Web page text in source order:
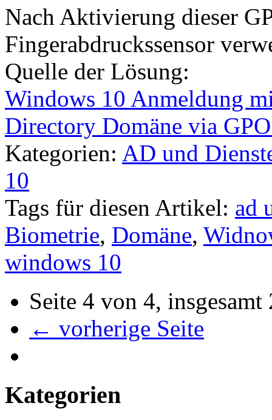
Nach Aktivierung dieser
Fingerabdruckssensor
Quelle der Lösung:
Windows 10 Anmeldung
Directory Domäne via
Kategorien: AD und
10
Tags für diesen Artikel: ad
Biometrie, Domäne,
windows 10
Seite 4 von 4, insgesamt
← vorherige Seite
Kategorien